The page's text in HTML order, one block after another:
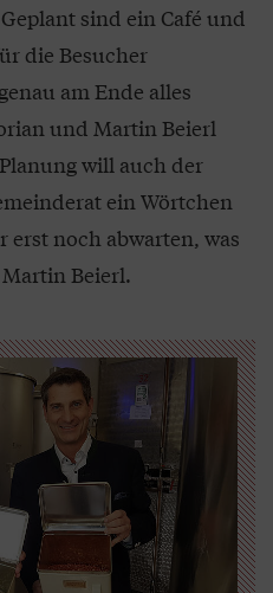
sind ein Café und
die Besucher
am Ende alles
und Martin Beierl
will auch der
ein Wörtchen
erst noch abwarten, was
Beierl.